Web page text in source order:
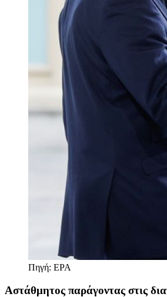
Πηγή: ΕΡΑ
Αστάθμητος παράγοντας στις